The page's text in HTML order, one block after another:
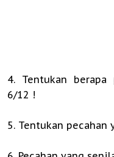
4. Tentukan berapa
6/12 !
5. Tentukan pecahan